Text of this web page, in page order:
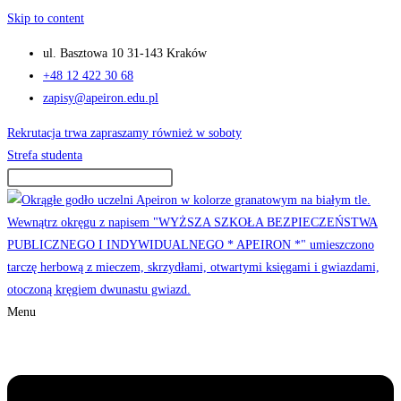
Skip to content
ul. Basztowa 10 31-143 Kraków
+48 12 422 30 68
zapisy@apeiron.edu.pl
Rekrutacja trwa zapraszamy również w soboty
Strefa studenta
Menu